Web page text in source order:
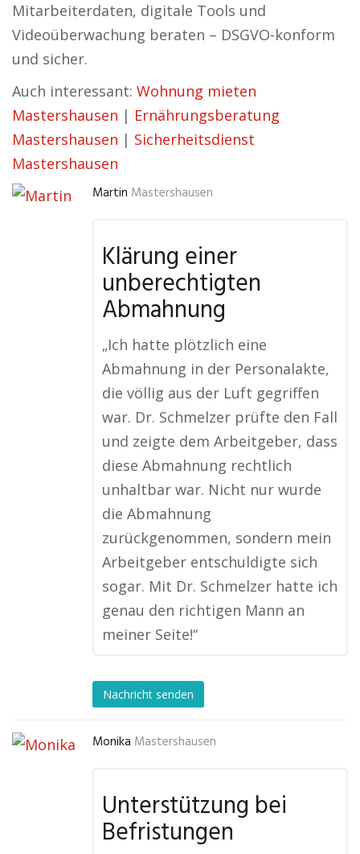
Mitarbeiterdaten, digitale Tools und
Videoüberwachung beraten – DSGVO-konform
und sicher.
Auch interessant: Wohnung mieten
Mastershausen | Ernährungsberatung
Mastershausen | Sicherheitsdienst
Mastershausen
Martin Mastershausen
Klärung einer
unberechtigten
Abmahnung
„Ich hatte plötzlich eine
Abmahnung in der Personalakte,
die völlig aus der Luft gegriffen
war. Dr. Schmelzer prüfte den Fall
und zeigte dem Arbeitgeber, dass
diese Abmahnung rechtlich
unhaltbar war. Nicht nur wurde
die Abmahnung
zurückgenommen, sondern mein
Arbeitgeber entschuldigte sich
sogar. Mit Dr. Schmelzer hatte ich
genau den richtigen Mann an
meiner Seite!“
Nachricht senden
Monika Mastershausen
Unterstützung bei
Befristungen